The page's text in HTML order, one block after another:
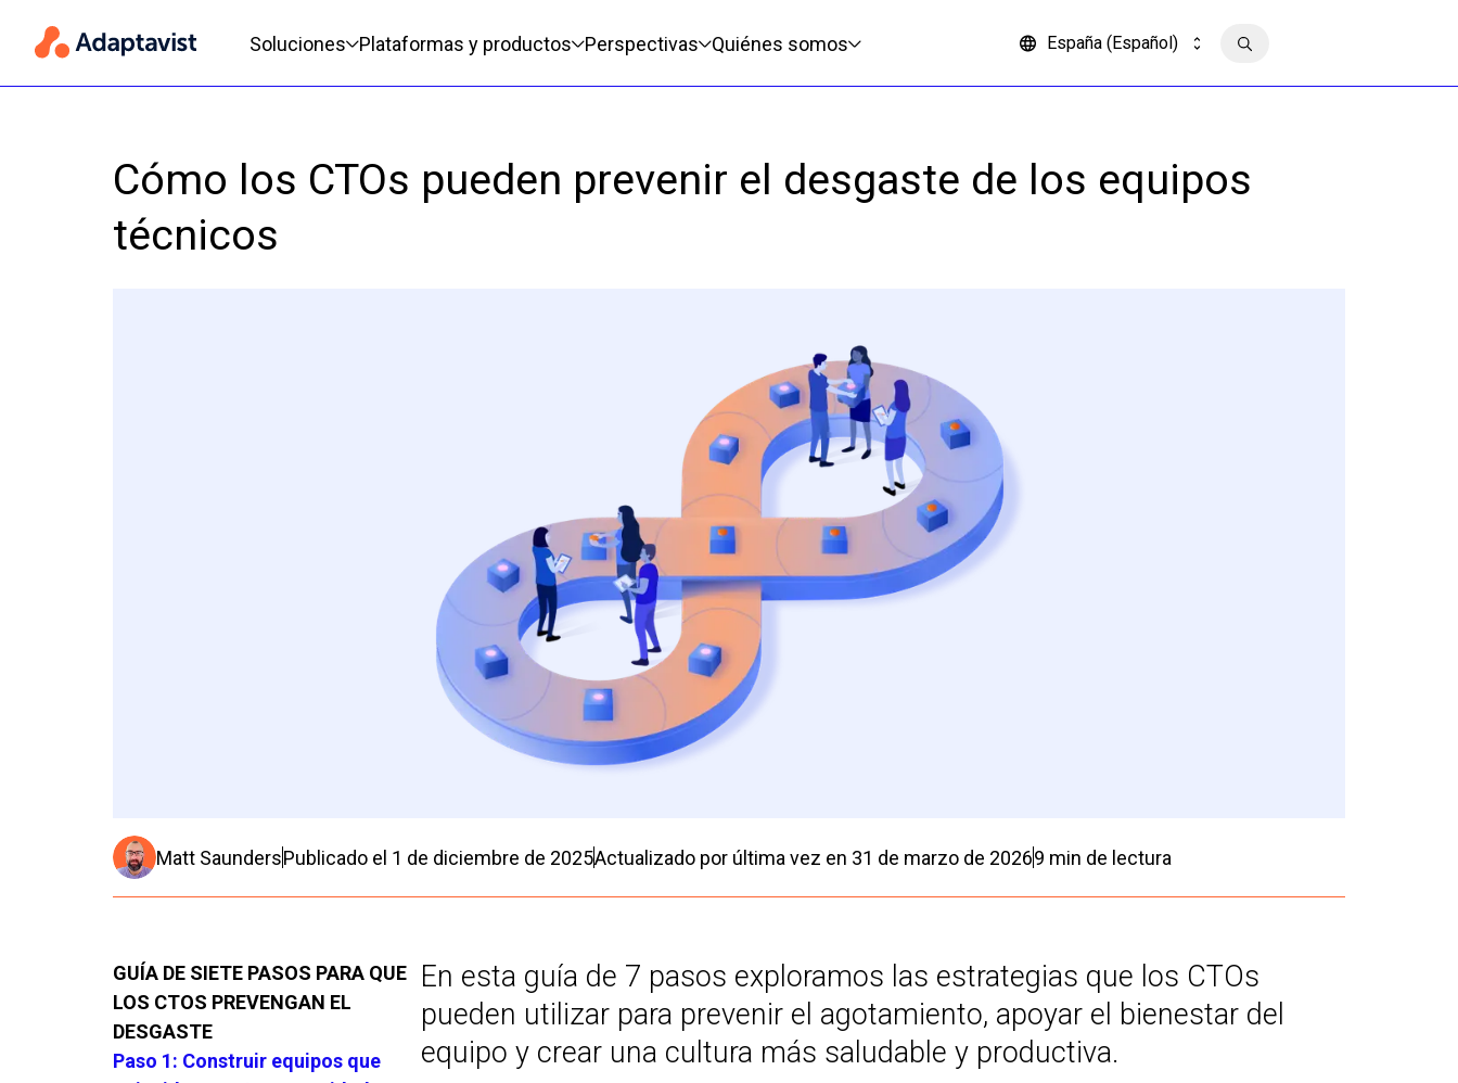
Soluciones
Plataformas y productos Perspectivas Quiénes somos España (Español)
Cómo los CTOs pueden prevenir el desgaste de los equipos
técnicos
Matt SaundersPublicado el 1 de diciembre de 2025Actualizado por última vez en 31 de marzo de 20269 min de lectura
GUÍA DE SIETE PASOS PARA QUE
LOS CTOS PREVENGAN EL
DESGASTE
Paso 1: Construir equipos que
En esta guía de 7 pasos exploramos las estrategias que los CTOs
pueden utilizar para prevenir el agotamiento, apoyar el bienestar del
equipo y crear una cultura más saludable y productiva.